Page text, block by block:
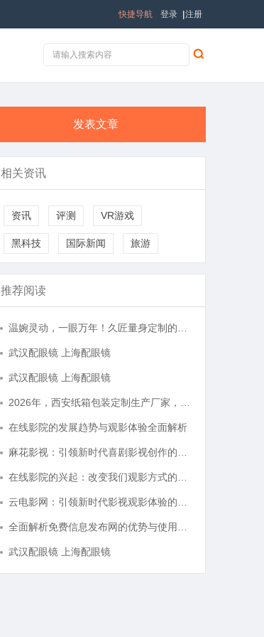
登录 注册
快捷导航
发表文章
相关资讯
资讯 评测 VR游戏
黑科技 国际新闻 旅游
推荐阅读
武汉配眼镜 上海配眼镜
武汉配眼镜 上海配眼镜
在线影院的发展趋势与观影体验全面解析
武汉配眼镜 上海配眼镜